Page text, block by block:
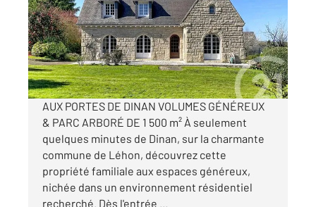
Maison à vendre
469 000 €
Visiter le site dédié
AUX PORTES DE DINAN VOLUMES GÉNÉREUX
& PARC ARBORÉ DE 1 500 m² À seulement
quelques minutes de Dinan, sur la charmante
commune de Léhon, découvrez cette
propriété familiale aux espaces généreux,
nichée dans un environnement résidentiel
recherché. Dès l'entrée ...